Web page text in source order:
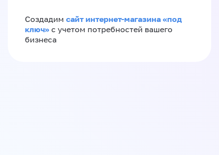
Создадим сайт интернет-магазина «под
ключ» с учетом потребностей вашего
бизнеса